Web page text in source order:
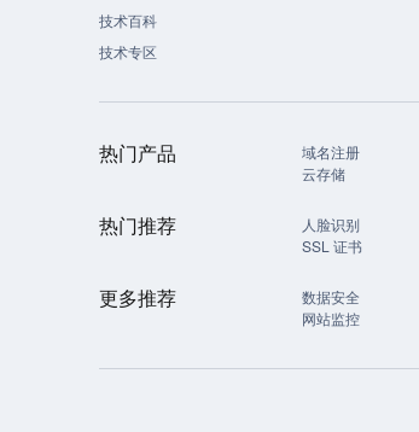
技术百科
技术专区
热门产品 域名注册
云存储
热门推荐 人脸识别
SSL 证书
更多推荐 数据安全
网站监控